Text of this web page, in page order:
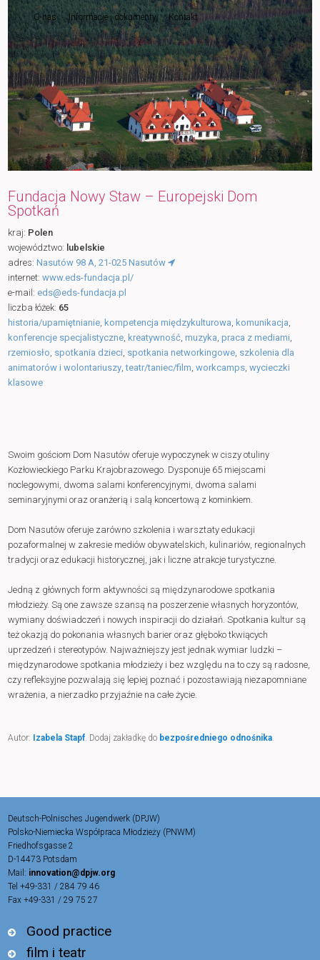
do
tekstu
O nas Informacje i dokumenty Kontakt
Fundacja Nowy Staw – Europejski Dom
Spotkań
kraj: Polen
województwo: lubelskie
adres:Nasutów 98 A, 21-025 Nasutów
internet:www.eds-fundacja.pl/
e-mail: eds@eds-fundacja.pl
liczba łóżek: 65
historia/upamiętnianie, kompetencja międzykulturowa, komunikacja,
konferencje specjalistyczne, kreatywność,muzyka,praca z mediami,
rzemiosło, spotkania dzieci, spotkania networkingowe, szkolenia dla
animatorów i wolontariuszy,teatr/taniec/film,workcamps,wycieczki
klasowe
Swoim gościom Dom Nasutów oferuje wypoczynek w ciszy otuliny
Kozłowieckiego Parku Krajobrazowego. Dysponuje 65 miejscami
noclegowymi, dwoma salami konferencyjnymi, dwoma salami
seminaryjnymi oraz oranżerią i salą koncertową z kominkiem.
Dom Nasutów oferuje zarówno szkolenia i warsztaty edukacji
pozaformalnej w zakresie mediów obywatelskich, kulinariów, regionalnych
tradycji oraz edukacji historycznej, jak i liczne atrakcje turystyczne.
Jedną z głównych form aktywności są międzynarodowe spotkania
młodzieży. Są one zawsze szansą na poszerzenie własnych horyzontów,
wymiany doświadczeń i nowych inspiracji do działań. Spotkania kultur są
też okazją do pokonania własnych barier oraz głęboko tkwiących
uprzedzeń i stereotypów. Najważniejszy jest jednak wymiar ludzki –
międzynarodowe spotkania młodzieży i bez względu na to czy są radosne,
czy refleksyjne pozwalają się lepiej poznać i pozostawiają niezapomniane
wrażenia, a nierzadko przyjaźnie na całe życie.
Autor: Izabela Stapf. Dodaj zakładkę do bezpośredniego odnośnika.
Deutsch-Polnisches Jugendwerk (DPJW)
Polsko-Niemiecka Współpraca Młodzieży (PNWM)
Friedhofsgasse 2
D-14473 Potsdam
Mail: innovation@dpjw.org
Tel +49-331 / 284 79 46
Fax +49-331 / 29 75 27
Good practice
film i teatr